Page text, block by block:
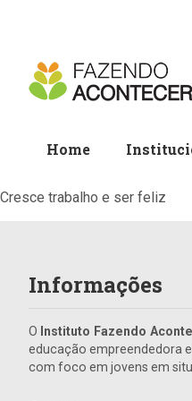
Home
Cresce trabalho e ser feliz
Informações
O Instituto Fazendo
educação empreendedora
com foco em jovens em